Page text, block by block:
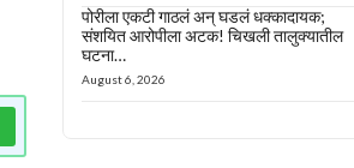
पोरीला एकटी गाठलं अन् घडलं धक्कादायक;
संशयित आरोपीला अटक! चिखली तालुक्यातील
घटना…
August 6, 2026